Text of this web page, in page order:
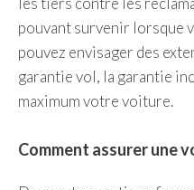
pouvant survenir lorsque
pouvez envisager des
garantie vol, la garantie
maximum votre voiture.
Comment assurer une